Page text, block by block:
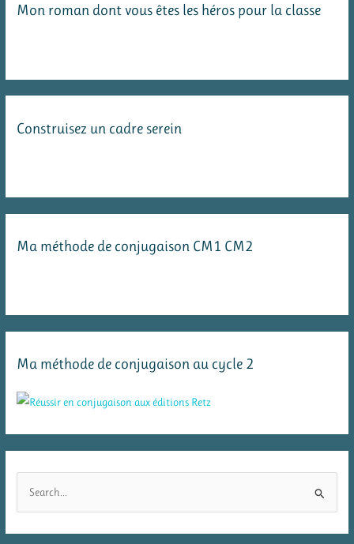
Mon roman dont vous êtes les héros pour la classe
Construisez un cadre serein
Ma méthode de conjugaison CM1 CM2
Ma méthode de conjugaison au cycle 2